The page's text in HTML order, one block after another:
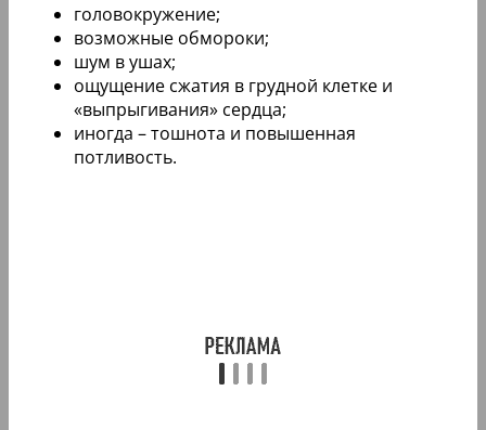
головокружение;
возможные обмороки;
шум в ушах;
ощущение сжатия в грудной клетке и
«выпрыгивания» сердца;
иногда – тошнота и повышенная
потливость.